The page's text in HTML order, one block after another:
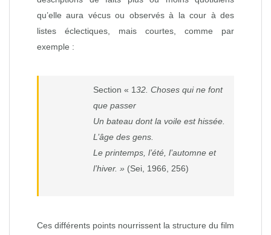
qu’elle aura vécus ou observés à la cour à des
listes éclectiques, mais courtes, comme par
exemple :
Section « 132. Choses qui ne font
que passer
Un bateau dont la voile est hissée.
L’âge des gens.
Le printemps, l’été, l’automne et
l’hiver. » (Sei, 1966, 256)
Ces différents points nourrissent la structure du film